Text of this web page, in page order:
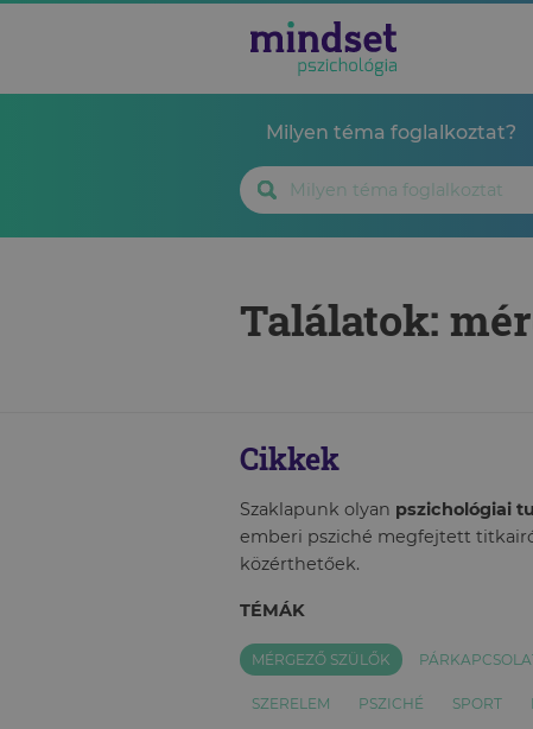
Milyen téma foglalkoztat?
Találatok:
Cikkek
Szaklapunk olyan pszichológiai
emberi psziché megfejtett
közérthetőek.
TÉMÁK
MÉRGEZŐ SZÜLŐK
SZERELEM PSZICHÉ SPORT